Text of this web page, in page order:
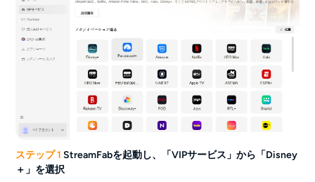
ステップ 1 StreamFabを起動し、「VIPサービス」から「Disney
＋」を選択